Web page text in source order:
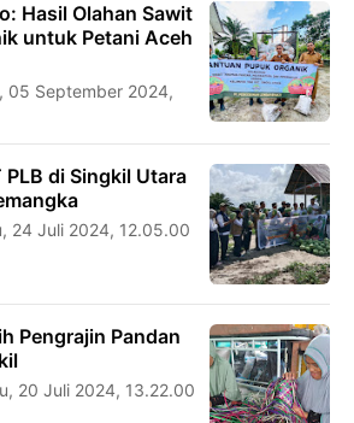
Hasil Olahan Sawit
untuk Petani Aceh
05 September 2024,
di Singkil Utara
24 Juli 2024, 12.05.00
Pengrajin Pandan
20 Juli 2024, 13.22.00